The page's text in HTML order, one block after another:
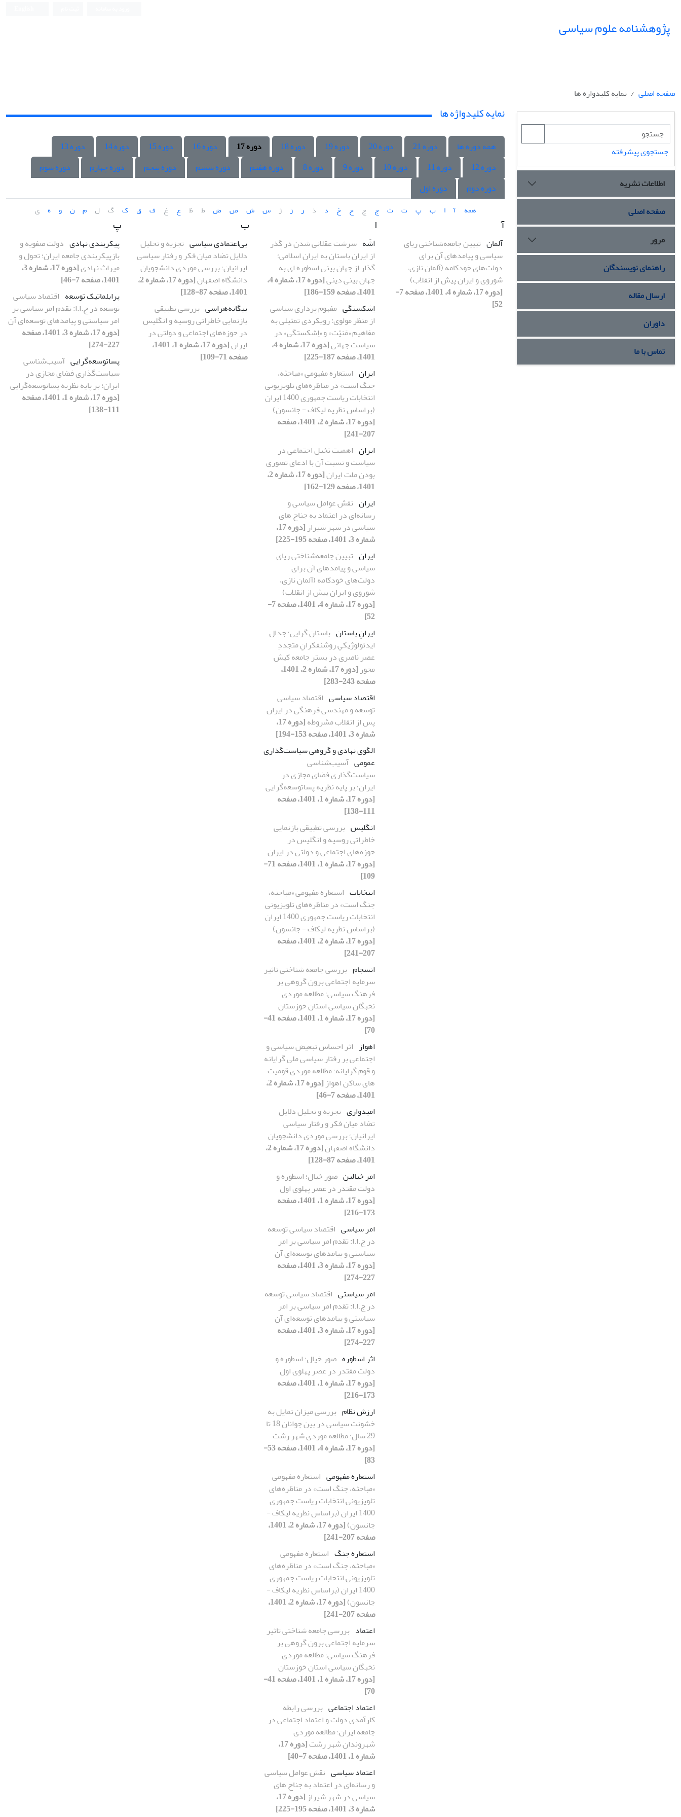
پژوهشنامه علوم سیاسی
صفحه اصلی نمایه کلیدواژه ها
جستجوی پیشرفته
اطلاعات نشریه
صفحه اصلی
مرور
راهنمای نویسندگان
ارسال مقاله
داوران
تماس با ما
نمایه کلیدواژه ها
همه دوره ها دوره 21 دوره 20 دوره 19 دوره 18 دوره 17 دوره 16 دوره 15 دوره 14
دوره 13
دوره 12
دوره 11 دوره 10 دوره 9 دوره 8 دوره هفتم دوره ششم دوره پنجم دوره چهارم
دوره سوم
دوره دوم
دوره اول
همه آ ا ب پ ت ث ج چ ح خ د ذ ر ز ژ س ش ص ض ط ظ ع غ ف ق ک گ ل م ن و ه ی
آ
آلمان تبیین جامعه‌شناختی ریای
سیاسی و پیامدهای آن برای
دولت‌های خودکامه (آلمان نازی،
شوروی و ایران پیش از انقلاب)
[دوره 17، شماره 4، 1401، صفحه 7-
52]
ا
اَشَه سرشت عقلانی شدن در گذر
از ایران باستان به ایران اسلامی؛
گذار از جهان بینی اسطوره ای به
جهان بینی دینی
[دوره 17، شماره 4،
1401، صفحه 159-186]
اِشکستگی مفهوم پردازی سیاسی
از منظر مولوی: رویکردی تمثیلی به
مفاهیم «مَنیّت» و «اِشکستگی» در
سیاست جهانی
[دوره 17، شماره 4،
1401، صفحه 187-225]
ایران استعاره مفهومی «مباحثه،
جنگ است» در مناظره‌های تلویزیونی
انتخابات ریاست جمهوری 1400 ایران
(براساس نظریه لیکاف - جانسون)
[دوره 17، شماره 2، 1401، صفحه
207-241]
ایران اهمیت تخیل اجتماعی در
سیاست و نسبت آن با ادعای تصوری
بودن ملت ایران
[دوره 17، شماره 2،
1401، صفحه 129-162]
ایران نقش عوامل سیاسی و
رسانه‌ای در اعتماد به جناح های
سیاسی در شهر شیراز
[دوره 17،
شماره 3، 1401، صفحه 195-225]
ایران تبیین جامعه‌شناختی ریای
سیاسی و پیامدهای آن برای
دولت‌های خودکامه (آلمان نازی،
شوروی و ایران پیش از انقلاب)
[دوره 17، شماره 4، 1401، صفحه 7-
52]
ایرانِ باستان باستان گرایی؛ جدالِ
ایدئولوژیکیِ روشنفکرانِ متجددِ
عصر ناصری در بستر جامعه کیش
محور
[دوره 17، شماره 2، 1401،
صفحه 243-283]
اقتصاد سیاسی اقتصاد سیاسی
توسعه و مهندسی فرهنگی در ایران
پس از انقلاب مشروطه
[دوره 17،
شماره 3، 1401، صفحه 153-194]
الگوی نهادی و گروهی سیاست‌گذاری
عمومی آسیب‌شناسی
سیاست‌گذاری فضای مجازی در
ایران؛ بر پایه نظریه پسا‌توسعه‌گرایی
[دوره 17، شماره 1، 1401، صفحه
111-138]
انگلیس بررسی تطبیقی بازنمایی
خاطراتی روسیه و انگلیس در
حوزه‌های اجتماعی و دولتی در ایران
[دوره 17، شماره 1، 1401، صفحه 71-
109]
انتخابات استعاره مفهومی «مباحثه،
جنگ است» در مناظره‌های تلویزیونی
انتخابات ریاست جمهوری 1400 ایران
(براساس نظریه لیکاف - جانسون)
[دوره 17، شماره 2، 1401، صفحه
207-241]
انسجام بررسی جامعه شناختی تاثیر
سرمایه اجتماعی برون گروهی بر
فرهنگ سیاسی؛ مطالعه موردی
نخبگان سیاسی استان خوزستان
[دوره 17، شماره 1، 1401، صفحه 41-
70]
اهواز اثر احساس تبعیض سیاسی و
اجتماعی بر رفتار سیاسی ملی گرایانه
و قوم گرایانه؛ مطالعه موردی قومیت
های ساکن اهواز
[دوره 17، شماره 2،
1401، صفحه 7-46]
امیدواری تجزیه و تحلیل دلایل
تضاد میان فکر و رفتار سیاسی
ایرانیان؛ بررسی موردی دانشجویان
دانشگاه اصفهان
[دوره 17، شماره 2،
1401، صفحه 87-128]
امر خیالین صور خیال؛ اسطوره و
دولت مقتدر در عصر پهلوی اول
[دوره 17، شماره 1، 1401، صفحه
173-216]
امر سیاسی اقتصاد سیاسی توسعه
در ج.ا.ا: تقدم امر سیاسی بر امر
سیاستی و پیامدهای توسعه‌ای آن
[دوره 17، شماره 3، 1401، صفحه
227-274]
امر سیاستی اقتصاد سیاسی توسعه
در ج.ا.ا: تقدم امر سیاسی بر امر
سیاستی و پیامدهای توسعه‌ای آن
[دوره 17، شماره 3، 1401، صفحه
227-274]
اثر اسطوره صور خیال؛ اسطوره و
دولت مقتدر در عصر پهلوی اول
[دوره 17، شماره 1، 1401، صفحه
173-216]
ارزش نظام بررسی میزان تمایل به
خشونت سیاسی در بین جوانان 18 تا
29 سال؛ مطالعه موردی شهر رشت
[دوره 17، شماره 4، 1401، صفحه 53-
83]
استعاره مفهومی استعاره مفهومی
«مباحثه، جنگ است» در مناظره‌های
تلویزیونی انتخابات ریاست جمهوری
1400 ایران (براساس نظریه لیکاف -
جانسون)
[دوره 17، شماره 2، 1401،
صفحه 207-241]
استعاره جنگ استعاره مفهومی
«مباحثه، جنگ است» در مناظره‌های
تلویزیونی انتخابات ریاست جمهوری
1400 ایران (براساس نظریه لیکاف -
جانسون)
[دوره 17، شماره 2، 1401،
صفحه 207-241]
اعتماد بررسی جامعه شناختی تاثیر
سرمایه اجتماعی برون گروهی بر
فرهنگ سیاسی؛ مطالعه موردی
نخبگان سیاسی استان خوزستان
[دوره 17، شماره 1، 1401، صفحه 41-
70]
اعتماد اجتماعی بررسی رابطه
کارآمدی دولت و اعتماد اجتماعی در
جامعه ایران؛ مطالعه موردی
شهروندان شهر رشت
[دوره 17،
شماره 1، 1401، صفحه 7-40]
اعتماد سیاسی نقش عوامل سیاسی
و رسانه‌ای در اعتماد به جناح های
سیاسی در شهر شیراز
[دوره 17،
شماره 3، 1401، صفحه 195-225]
ب
بی‌اعتمادی سیاسی تجزیه و تحلیل
دلایل تضاد میان فکر و رفتار سیاسی
ایرانیان؛ بررسی موردی دانشجویان
دانشگاه اصفهان
[دوره 17، شماره 2،
1401، صفحه 87-128]
بیگانه‌هراسی بررسی تطبیقی
بازنمایی خاطراتی روسیه و انگلیس
در حوزه‌های اجتماعی و دولتی در
ایران
[دوره 17، شماره 1، 1401،
صفحه 71-109]
پ
پیکربندی نهادی دولت صفویه و
بازپیکربندی جامعه ایران؛ تحول و
میراثِ نهادی
[دوره 17، شماره 3،
1401، صفحه 7-46]
پرابلماتیک توسعه اقتصاد سیاسی
توسعه در ج.ا.ا: تقدم امر سیاسی بر
امر سیاستی و پیامدهای توسعه‌ای آن
[دوره 17، شماره 3، 1401، صفحه
227-274]
پساتوسعه‌گرایی آسیب‌شناسی
سیاست‌گذاری فضای مجازی در
ایران؛ بر پایه نظریه پسا‌توسعه‌گرایی
[دوره 17، شماره 1، 1401، صفحه
111-138]